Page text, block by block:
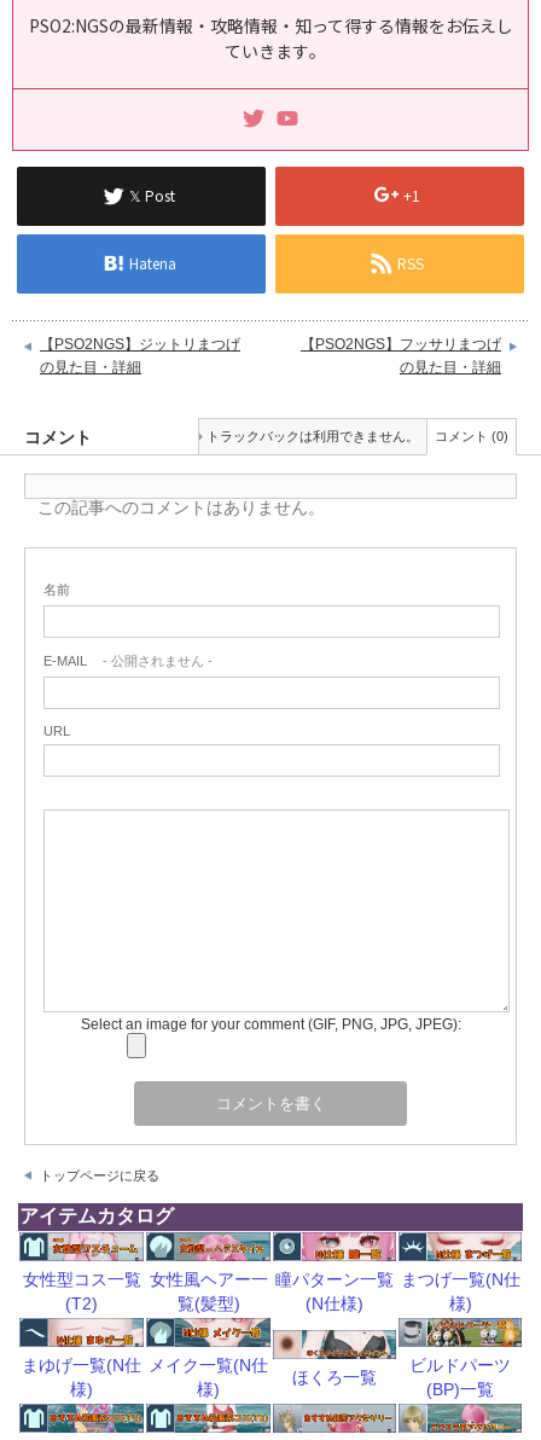
PSO2:NGSの最新情報・攻略情報・知って得する情報をお伝えし
ていきます｡
𝕏 Post +1
Hatena RSS
【PSO2NGS】ジットリまつげ
の見た目・詳細
【PSO2NGS】フッサリまつげ
の見た目・詳細
コメント トラックバックは利用できません。 コメント (0)
この記事へのコメントはありません。
名前
E-MAIL - 公開されません -
URL
Select an image for your comment (GIF, PNG, JPG, JPEG):
トップページに戻る
アイテムカタログ
女性型コス一覧
(T2)
女性風ヘアー一
覧(髪型)
瞳パターン一覧
(N仕様)
まつげ一覧(N仕
様)
まゆげ一覧(N仕
様)
メイク一覧(N仕
様)
ほくろ一覧
ビルドパーツ
(BP)一覧